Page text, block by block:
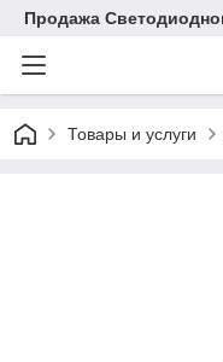
Продажа
Товары и услуги